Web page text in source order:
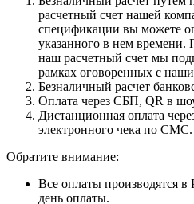
расчетный счет нашей
спецификации вы можете
указанного в нем времени.
наш расчетный счет мы
рамках оговоренных с
Безналичный расчет
Оплата через СБП, QR в
Дистанционная оплата
электронного чека по СМС.
Обратите внимание:
Все оплаты производятся
день оплаты.